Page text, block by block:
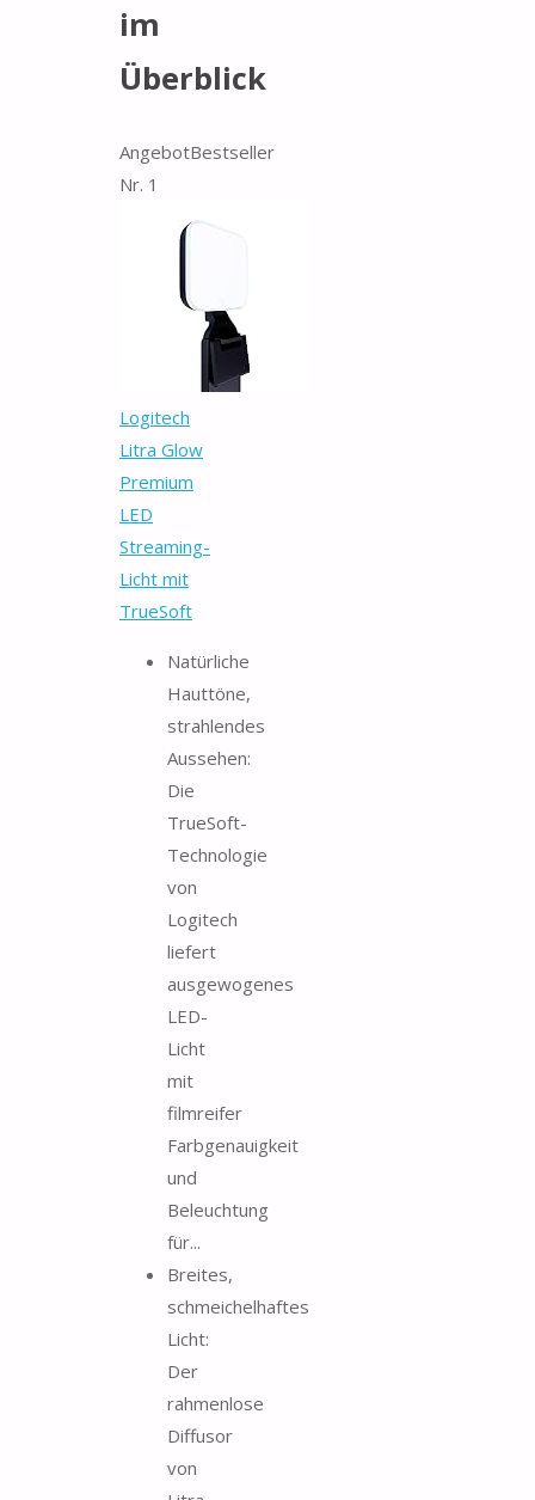
im
Überblick
AngebotBestseller
Nr. 1
Logitech
Litra Glow
Premium
LED
Streaming-
Licht mit
TrueSoft
Natürliche
Hauttöne,
strahlendes
Aussehen:
Die
TrueSoft-
Technologie
von
Logitech
liefert
ausgewogenes
LED-
Licht
mit
filmreifer
Farbgenauigkeit
und
Beleuchtung
für...
Breites,
schmeichelhaftes
Licht:
Der
rahmenlose
Diffusor
von